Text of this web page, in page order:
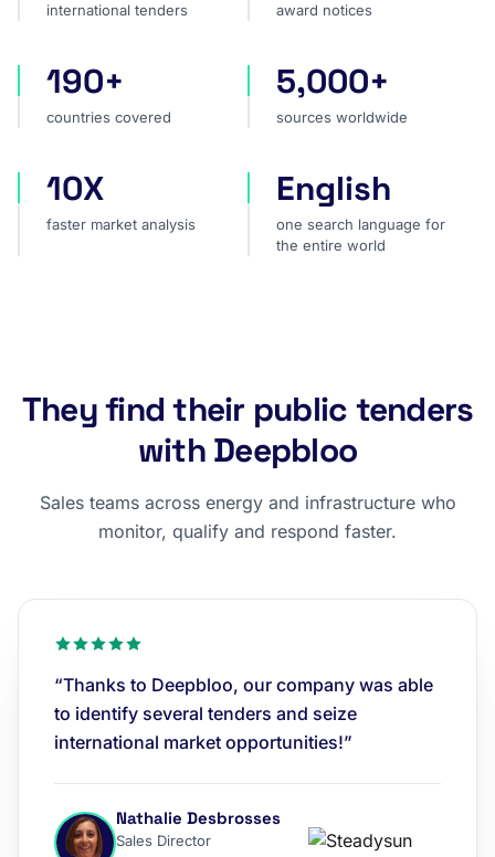
international tenders award notices
countries covered
190+
countries covered
sources worldwide
5,000+
sources worldwide
faster market analysis
10X
faster market analysis
one search language for
English
one search language for
the entire world
They find their public tenders
with Deepbloo
Sales teams across energy and infrastructure who
monitor, qualify and respond faster.
“Thanks to Deepbloo, our company was able
to identify several tenders and seize
international market opportunities!”
Nathalie Desbrosses
Sales Director